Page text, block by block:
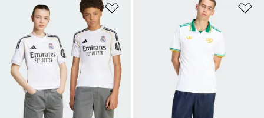
Añadir a la lista de deseos